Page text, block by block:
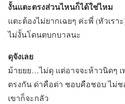
งั้นแตะตรงส่วนไหนก็ได้ใช่ไหม
แตะต้องไม่ยากเฉยๆ ค่ะพี่ (หัวเร
ไม่งั้นโดนตบกบาลนะ
ดุจังเลย
ม้ายยย…ไม่ดุ แต่อาจจะห้าวนิดๆ เ
ตรงกัน ด่าคือด่า ชอบคือชอบ ไม่
เขาก็จะกลัว